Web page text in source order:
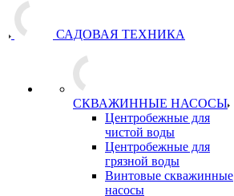
САДОВАЯ ТЕХНИКА
СКВАЖИННЫЕ НАСОСЫ
Центробежные для
чистой воды
Центробежные для
грязной воды
Винтовые скважинные
насосы